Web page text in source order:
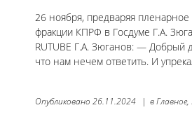
26 ноября, предваряя
фракции КПРФ в Госдуме Г.А.
RUTUBE Г.А. Зюганов: — Добрый
что нам нечем ответить. И
Опубликовано 26.11.2024 | вГлавное,